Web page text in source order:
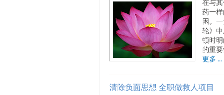
在与
药一
困。
轮》
顿时
的重要
更多 ...
清除负面思想 全职做救人项目